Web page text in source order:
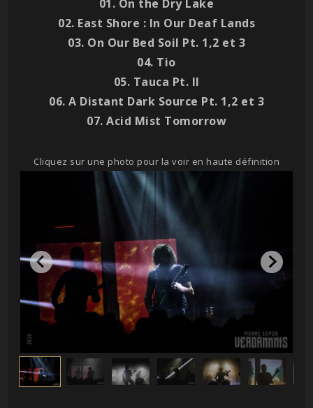
01. On the Dry Lake
02. East Shore : In Our Deaf Lands
03. On Our Bed Soil Pt. 1,2 et 3
04. Tio
05. Tauca Pt. II
06. A Distant Dark Source Pt. 1,2 et 3
07. Acid Mist Tomorrow
Cliquez sur une photo pour la voir en haute définition